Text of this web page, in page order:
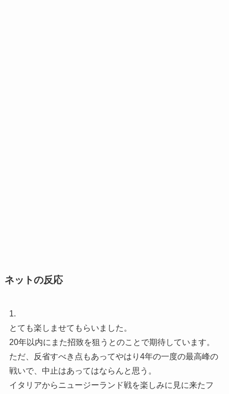
ネットの反応
1.
とても楽しませてもらいました。
20年以内にまた招致を狙うとのことで期待しています。
ただ、反省すべき点もあってやはり4年の一度の最高峰の
戦いで、中止はあってはならんと思う。
イタリアからニュージーランド戦を楽しみに見に来たフ